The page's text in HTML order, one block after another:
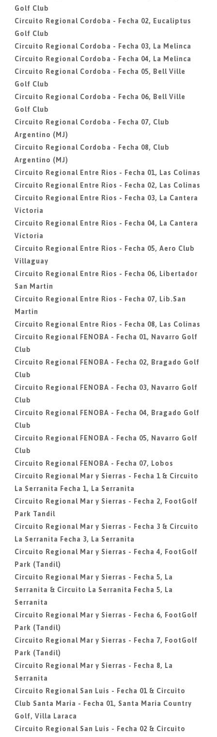
Golf Club
Circuito Regional Cordoba - Fecha 02, Eucaliptus
Golf Club
Circuito Regional Cordoba - Fecha 03, La Melinca
Circuito Regional Cordoba - Fecha 04, La Melinca
Circuito Regional Cordoba - Fecha 05, Bell Ville
Golf Club
Circuito Regional Cordoba - Fecha 06, Bell Ville
Golf Club
Circuito Regional Cordoba - Fecha 07, Club
Argentino (MJ)
Circuito Regional Cordoba - Fecha 08, Club
Argentino (MJ)
Circuito Regional Entre Rios - Fecha 01, Las Colinas
Circuito Regional Entre Rios - Fecha 02, Las Colinas
Circuito Regional Entre Rios - Fecha 03, La Cantera
Victoria
Circuito Regional Entre Rios - Fecha 04, La Cantera
Victoria
Circuito Regional Entre Rios - Fecha 05, Aero Club
Villaguay
Circuito Regional Entre Rios - Fecha 06, Libertador
San Martin
Circuito Regional Entre Rios - Fecha 07, Lib.San
Martin
Circuito Regional Entre Rios - Fecha 08, Las Colinas
Circuito Regional FENOBA - Fecha 01, Navarro Golf
Club
Circuito Regional FENOBA - Fecha 02, Bragado Golf
Club
Circuito Regional FENOBA - Fecha 03, Navarro Golf
Club
Circuito Regional FENOBA - Fecha 04, Bragado Golf
Club
Circuito Regional FENOBA - Fecha 05, Navarro Golf
Club
Circuito Regional FENOBA - Fecha 07, Lobos
Circuito Regional Mar y Sierras - Fecha 1 & Circuito
La Serranita Fecha 1, La Serranita
Circuito Regional Mar y Sierras - Fecha 2, FootGolf
Park Tandil
Circuito Regional Mar y Sierras - Fecha 3 & Circuito
La Serranita Fecha 3, La Serranita
Circuito Regional Mar y Sierras - Fecha 4, FootGolf
Park (Tandil)
Circuito Regional Mar y Sierras - Fecha 5, La
Serranita & Circuito La Serranita Fecha 5, La
Serranita
Circuito Regional Mar y Sierras - Fecha 6, FootGolf
Park (Tandil)
Circuito Regional Mar y Sierras - Fecha 7, FootGolf
Park (Tandil)
Circuito Regional Mar y Sierras - Fecha 8, La
Serranita
Circuito Regional San Luis - Fecha 01 & Circuito
Club Santa Maria - Fecha 01, Santa Maria Country
Golf, Villa Laraca
Circuito Regional San Luis - Fecha 02 & Circuito